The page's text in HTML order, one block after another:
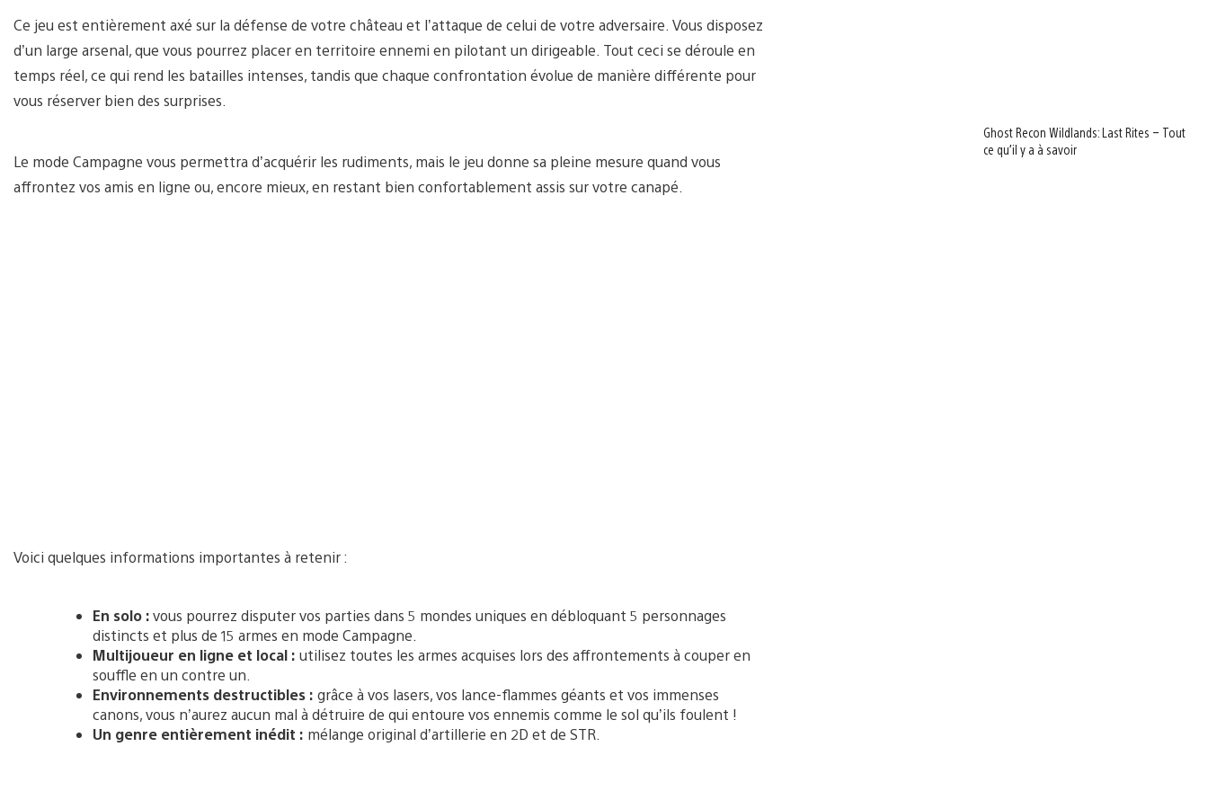
Ce jeu est entièrement axé sur la défense de votre château et l’attaque de celui de votre adversaire. Vous disposez
d’un large arsenal, que vous pourrez placer en territoire ennemi en pilotant un dirigeable. Tout ceci se déroule en
temps réel, ce qui rend les batailles intenses, tandis que chaque confrontation évolue de manière différente pour
vous réserver bien des surprises.
Le mode Campagne vous permettra d’acquérir les rudiments, mais le jeu donne sa pleine mesure quand vous
affrontez vos amis en ligne ou, encore mieux, en restant bien confortablement assis sur votre canapé.
Voici quelques informations importantes à retenir :
En solo :vous pourrez disputer vos parties dans 5 mondes uniques en débloquant 5 personnages
distincts et plus de 15 armes en mode Campagne.
Multijoueur en ligne et local : utilisez toutes les armes acquises lors des affrontements à couper en
souffle en un contre un.
Environnements destructibles : grâce à vos lasers, vos lance-flammes géants et vos immenses
canons, vous n’aurez aucun mal à détruire de qui entoure vos ennemis comme le sol qu’ils foulent !
Un genre entièrement inédit : mélange original d’artillerie en 2D et de STR.
Ghost Recon Wildlands: Last Rites – Tout
ce qu’il y a à savoir